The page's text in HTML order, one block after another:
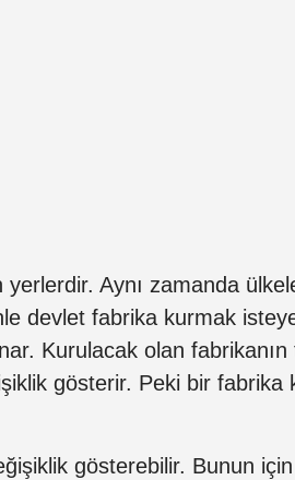
Aynı zamanda
devlet fabrika kurmak
Kurulacak olan fabrikanın
gösterir. Peki bir fabrika
gösterebilir. Bunun